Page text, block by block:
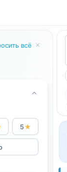
всё
5★